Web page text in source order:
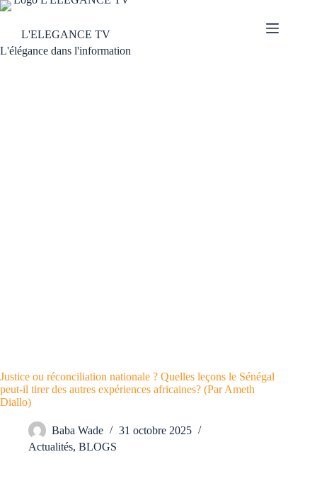
L'ELEGANCE TV
L'élégance dans l'information
Justice ou réconciliation nationale ? Quelles leçons le Sénégal
peut-il tirer des autres expériences africaines? (Par Ameth
Diallo)
Baba Wade
31 octobre 2025
Actualités, BLOGS